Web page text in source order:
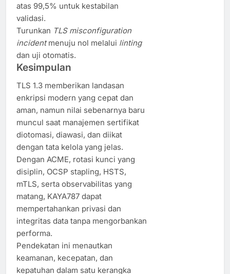
atas 99,5% untuk kestabilan
validasi.
Turunkan TLS misconfiguration
incidentmenuju nol melalui linting
dan uji otomatis.
Kesimpulan
TLS 1.3 memberikan landasan
enkripsi modern yang cepat dan
aman, namun nilai sebenarnya baru
muncul saat manajemen sertifikat
diotomasi, diawasi, dan diikat
dengan tata kelola yang jelas.
Dengan ACME, rotasi kunci yang
disiplin, OCSP stapling, HSTS,
mTLS, serta observabilitas yang
matang, KAYA787 dapat
mempertahankan privasi dan
integritas data tanpa mengorbankan
performa.
Pendekatan ini menautkan
keamanan, kecepatan, dan
kepatuhan dalam satu kerangka